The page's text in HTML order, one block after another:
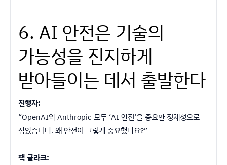
6. AI 안전은 기술의
가능성을 진지하게
받아들이는 데서 출발한다
진행자:
“OpenAI와 Anthropic 모두 ‘AI 안전’을 중요한 정체성으로
삼았습니다. 왜 안전이 그렇게 중요했나요?”
잭 클라크: